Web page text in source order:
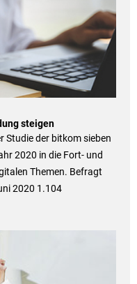
steigen
Studie der bitkom sieben
2020 in die Fort- und
Themen. Befragt
2020 1.104